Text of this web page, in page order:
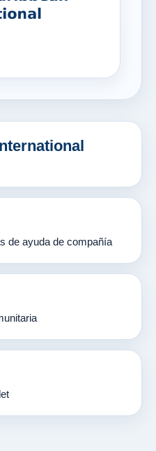
de ayuda de compañía